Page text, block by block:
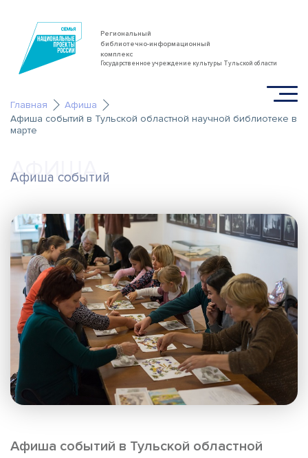
Региональный
библиотечно-информационный
комплекс
Государственное учреждение культуры Тульской области
Главная
Афиша
Афиша событий в Тульской областной научной библиотеке в
марте
Афиша событий
АФИША
Афиша событий в Тульской областной